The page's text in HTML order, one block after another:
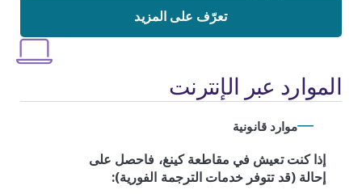
تعرّف على المزيد
الموارد عبر الإنترنت
موارد قانونية
إذا كنت تعيش في مقاطعة كينغ، فاحصل على
إحالة (قد تتوفر خدمات الترجمة الفورية):